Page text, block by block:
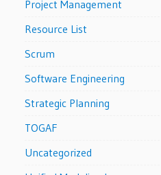
Project Management
Resource List
Scrum
Software Engineering
Strategic Planning
TOGAF
Uncategorized